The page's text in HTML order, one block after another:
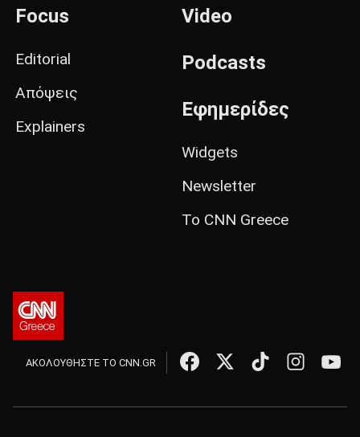
Focus
Editorial
Απόψεις
Explainers
Video
Podcasts
Εφημερίδες
Widgets
Newsletter
Το CNN Greece
ΑΚΟΛΟΥΘΗΣΤΕ ΤΟ CNN.GR